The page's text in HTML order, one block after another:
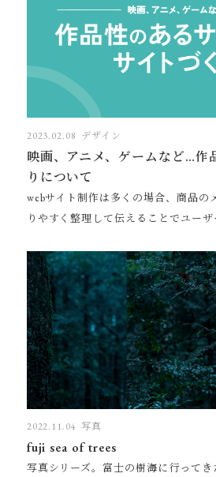
2023.02.08 デザイン
映画、アニメ、ゲームなど…作
りについて
webサイト制作は多くの場合、商品の
りやすく整理して伝えることでユー
2022.11.04 写真
fuji sea of t​rees
写真シリーズ。富士の樹海に行って